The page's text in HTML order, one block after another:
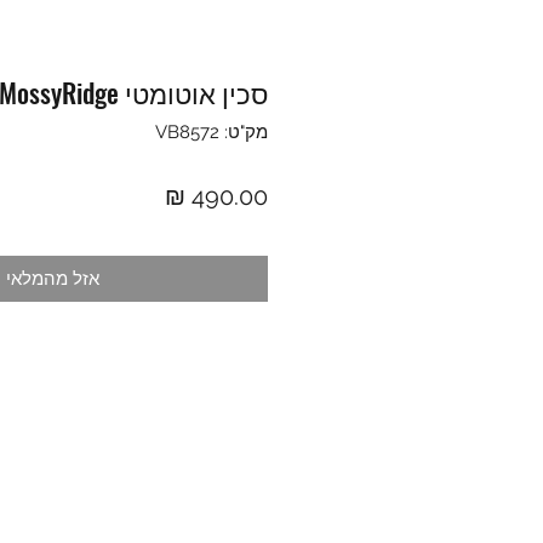
סכין אוטומטי MossyRidge
מק"ט: VB8572
אזל מהמלאי